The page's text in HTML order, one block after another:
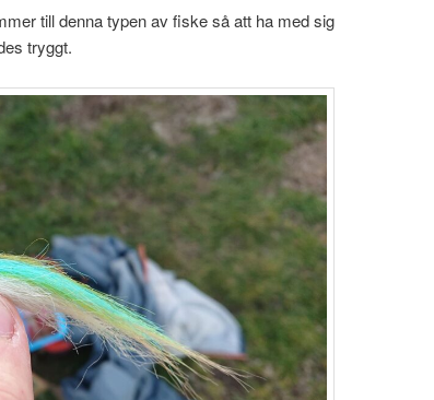
till denna typen av fiske så att ha med sig
tryggt.